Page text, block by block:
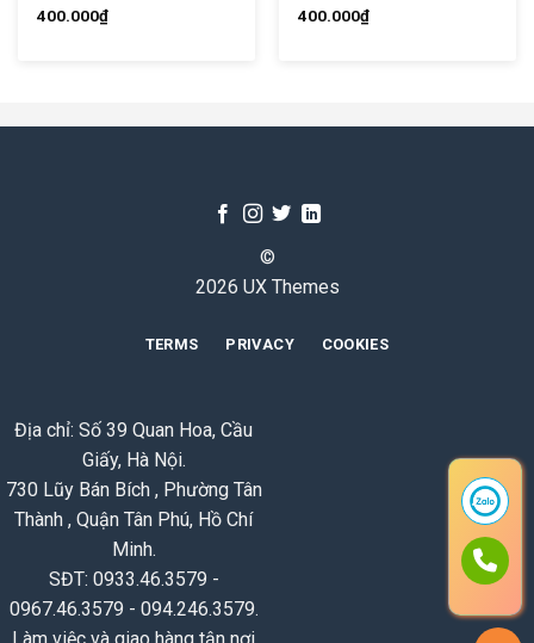
400.000₫
400.000₫
©
2026 UX Themes
TERMS PRIVACY COOKIES
Địa chỉ: Số 39 Quan Hoa, Cầu
Giấy, Hà Nội.
730 Lũy Bán Bích , Phường Tân
Thành , Quận Tân Phú, Hồ Chí
Minh.
SĐT: 0933.46.3579 -
0967.46.3579 - 094.246.3579.